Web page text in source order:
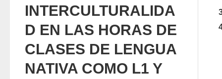
INTERCULTURALIDA
D EN LAS HORAS DE
CLASES DE LENGUA
NATIVA COMO L1 Y